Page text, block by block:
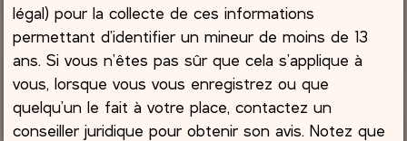
légal) pour la collecte de ces informations
permettant d’identifier un mineur de moins de 13
ans. Si vous n’êtes pas sûr que cela s’applique à
vous, lorsque vous vous enregistrez ou que
quelqu’un le fait à votre place, contactez un
conseiller juridique pour obtenir son avis. Notez que